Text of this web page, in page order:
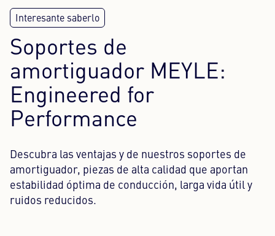
Soportes de
amortiguador MEYLE:
Engineered for
Performance
Descubra las ventajas y de nuestros soportes de
amortiguador, piezas de alta calidad que aportan
estabilidad óptima de conducción, larga vida útil y
ruidos reducidos.